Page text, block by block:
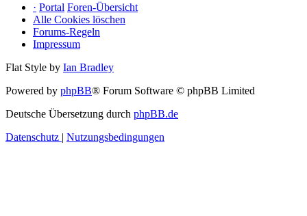
· Portal Foren-Übersicht
Alle Cookies löschen
Forums-Regeln
Impressum
Flat Style by Ian Bradley
Powered by phpBB® Forum Software © phpBB Limited
Deutsche Übersetzung durch phpBB.de
Datenschutz | Nutzungsbedingungen